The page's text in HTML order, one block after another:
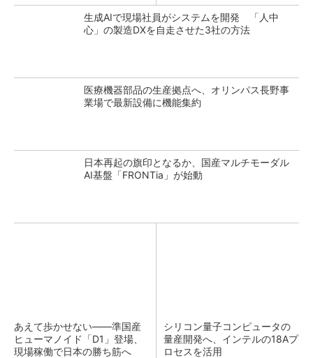
生成AIで現場社員がシステムを開発 「人中
心」の製造DXを自走させた3社の方法
医療機器部品の生産拠点へ、オリンパス長野事
業場で最新設備に機能集約
日本再起の旗印となるか、国産マルチモーダル
AI基盤「FRONTia」が始動
あえて歩かせない――準国産
ヒューマノイド「D1」登場、
現場稼働で日本の勝ち筋へ
シリコン量子コンピュータの
量産開発へ、インテルの18Aプ
ロセスを活用